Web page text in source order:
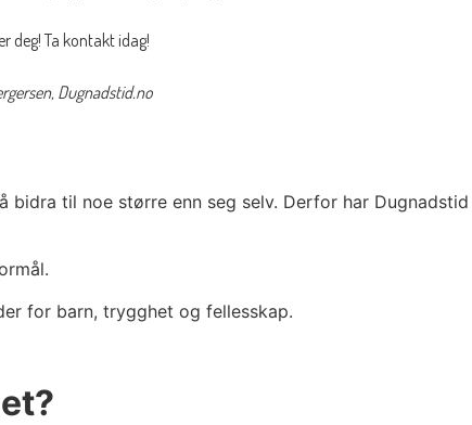
deg! Ta kontakt idag!
Dugnadstid.no
til noe større enn seg selv. Derfor har
for barn, trygghet og fellesskap.